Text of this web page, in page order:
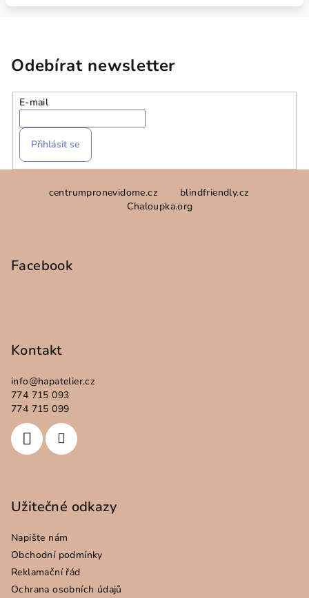
Odebírat newsletter
E-mail
Přihlásit se
centrumpronevidome.cz
blindfriendly.cz
Chaloupka.org
Facebook
Kontakt
info@hapatelier.cz
774 715 093
774 715 099
Užitečné odkazy
Napište nám
Obchodní podmínky
Reklamační řád
Ochrana osobních údajů